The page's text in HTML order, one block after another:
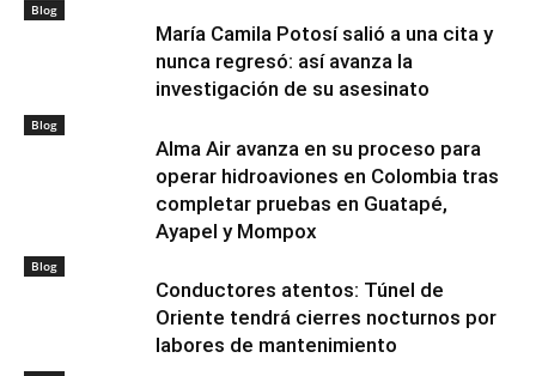
Blog
María Camila Potosí salió a una cita y
nunca regresó: así avanza la
investigación de su asesinato
Blog
Alma Air avanza en su proceso para
operar hidroaviones en Colombia tras
completar pruebas en Guatapé,
Ayapel y Mompox
Blog
Conductores atentos: Túnel de
Oriente tendrá cierres nocturnos por
labores de mantenimiento